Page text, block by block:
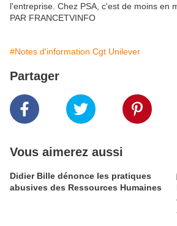
l'entreprise. Chez PSA, c'est de moins en
PAR FRANCETVINFO
#Notes d'information Cgt Unilever
Partager
Vous aimerez aussi
Didier Bille dénonce les pratiques
abusives des Ressources Humaines